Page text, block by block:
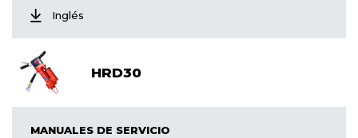
Inglés
HRD30
MANUALES DE SERVICIO